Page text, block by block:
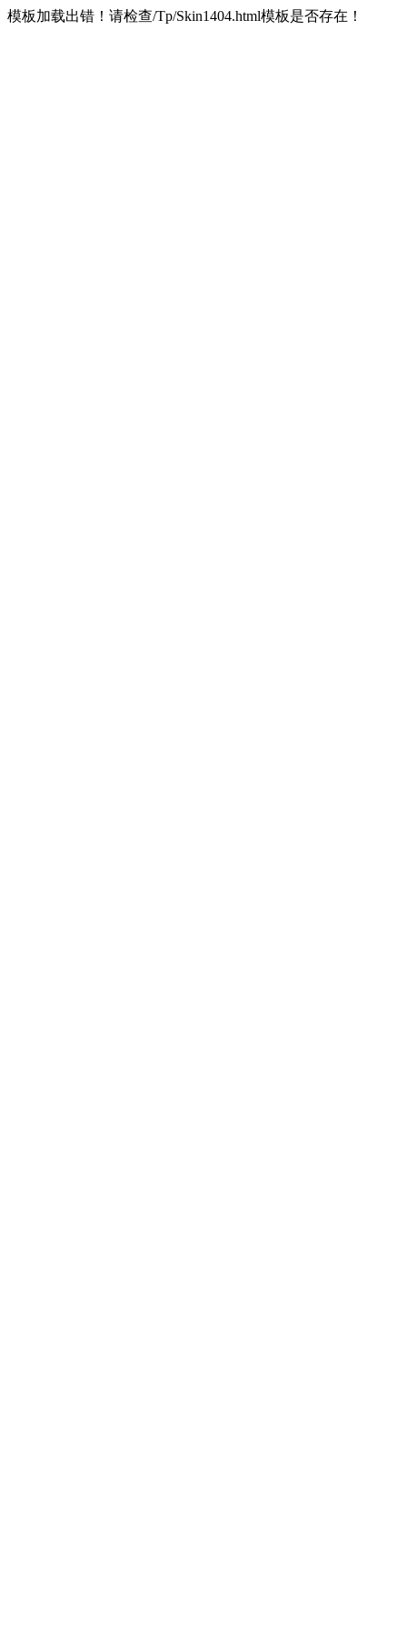
模板加载出错！请检查/Tp/Skin1404.html模板是否存在！